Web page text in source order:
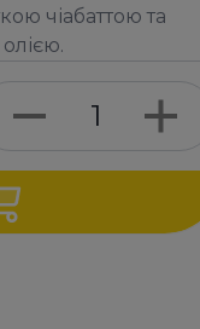
чіабаттою та